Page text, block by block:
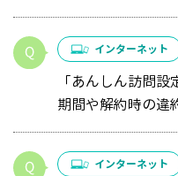
インターネット
「あんしん訪問
期間や解約時の違
インターネット